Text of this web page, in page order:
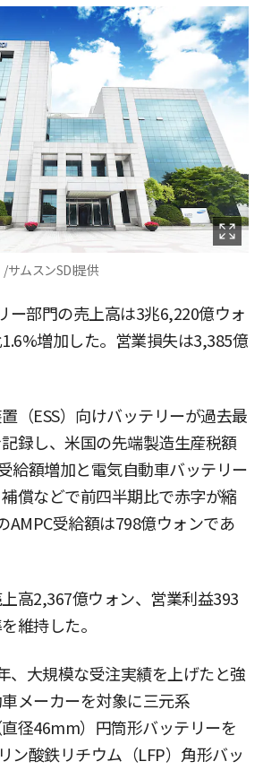
サムスンSDI提供
ー部門の売上高は3兆6,220億ウォ
増加した。営業損失は3,385億
（ESS）向けバッテリーが過去最
録し、米国の先端製造生産税額
給額増加と電気自動車バッテリー
償などで前四半期比で赤字が縮
AMPC受給額は798億ウォンであ
高2,367億ウォン、営業利益393
維持した。
、大規模な受注実績を上げたと強
メーカーを対象に三元系
直径46mm）円筒形バッテリーを
ン酸鉄リチウム（LFP）角形バッ